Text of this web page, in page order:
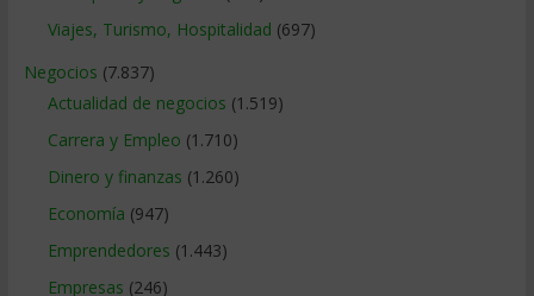
Viajes, Turismo, Hospitalidad (697)
Negocios (7.837)
Actualidad de negocios (1.519)
Carrera y Empleo (1.710)
Dinero y finanzas (1.260)
Economía (947)
Emprendedores (1.443)
Empresas (246)